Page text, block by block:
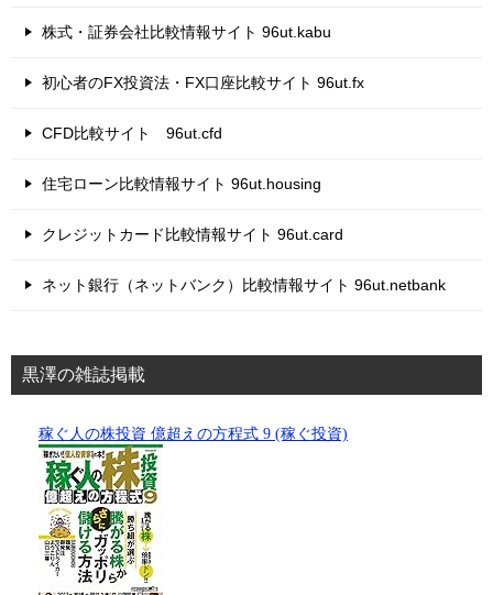
株式・証券会社比較情報サイト 96ut.kabu
初心者のFX投資法・FX口座比較サイト 96ut.fx
CFD比較サイト 96ut.cfd
住宅ローン比較情報サイト 96ut.housing
クレジットカード比較情報サイト 96ut.card
ネット銀行（ネットバンク）比較情報サイト 96ut.netbank
黒澤の雑誌掲載
稼ぐ人の株投資 億超えの方程式 9 (稼ぐ投資)